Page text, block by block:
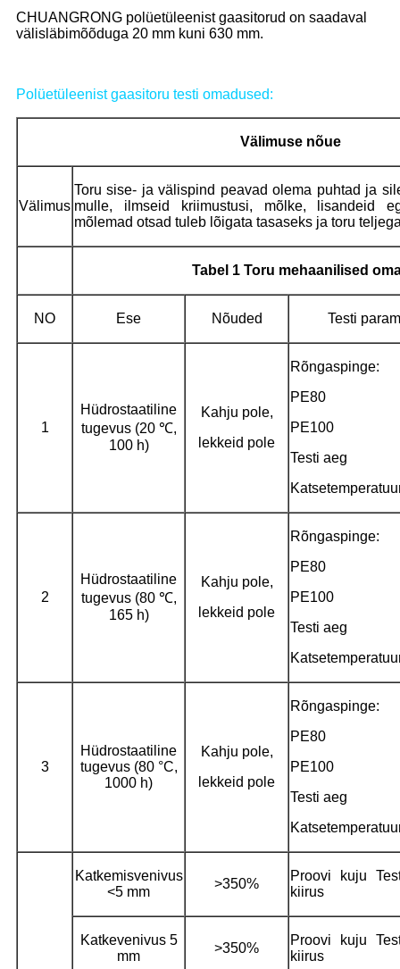
CHUANGRONG polüetüleenist gaasitorud on saadaval
välisläbimõõduga 20 mm kuni 630 mm.
Polüetüleenist gaasitoru testi omadused:
Välimuse nõue
Välimus
Toru sise- ja välispind peavad olema puhtad ja
mulle, ilmseid kriimustusi, mõlke, lisandeid
mõlemad otsad tuleb lõigata tasaseks ja toru
Tabel 1 Toru mehaanilised
NO Ese Nõuded Testi
1
Hüdrostaatiline
tugevus (20 ℃,
100 h)
Kahju pole,
lekkeid pole
Rõngaspinge:
PE80
PE100
Testi aeg
2
Hüdrostaatiline
tugevus (80 ℃,
165 h)
Kahju pole,
lekkeid pole
Rõngaspinge:
PE80
PE100
Testi aeg
3
Hüdrostaatiline
tugevus (80 °C,
1000 h)
Kahju pole,
lekkeid pole
Rõngaspinge:
PE80
PE100
Testi aeg
Katkemisvenivus
<5 mm
>350%
Proovi kuju
kiirus
Katkevenivus 5
mm
>350%
Proovi kuju
kiirus